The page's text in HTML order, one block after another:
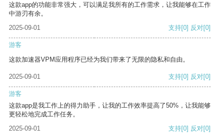
这款app的功能非常强大，可以满足我所有的工作需求，让我能够在工作
中游刃有余。
2025-09-01
支持[0] 反对[0]
游客
这款加速器VPM应用程序已经为我们带来了无限的隐私和自由。
2025-09-01 支持[0] 反对[0]
游客
这款app是我工作上的得力助手，让我的工作效率提高了50%，让我能够
更轻松地完成工作任务。
2025-09-01
支持[0] 反对[0]